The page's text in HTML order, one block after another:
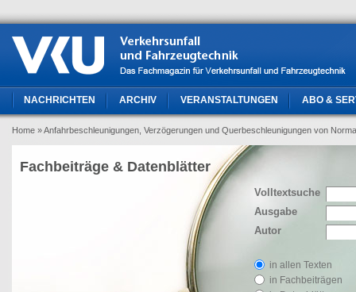
NACHRICHTEN ARCHIV VERANSTALTUNGEN ABO &
Home » Anfahrbeschleunigungen, Verzögerungen und Querbeschleunigungen von
Volltextsuche
Ausgabe
Autor
in allen Texten
in Fachbeiträgen
Fachbeiträge & Datenblätter